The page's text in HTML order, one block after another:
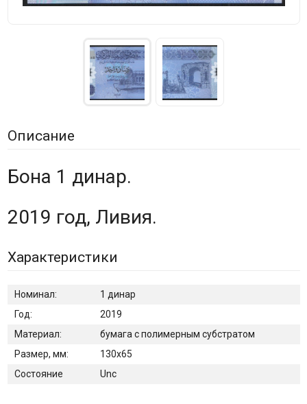
Описание
Бона 1 динар.
2019 год, Ливия.
Характеристики
Номинал:
1 динар
Год:
2019
Материал:
бумага с полимерным субстратом
Размер, мм:
130х65
Состояние
Unc